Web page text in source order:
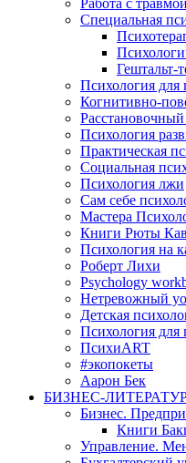
Работа с травмой
Специальная
Гештальт-
Психология для
Когнитивно-
Психология
Практическая
Социальная
Психология лжи
Сам себе
Мастера
Книги Рюты
Психология на
Роберт Лихи
Psychology
Нетревожный
Детская
Психология для
ПсихиART
#экопокеты
Аарон Бек
БИЗНЕС-
Бизнес.
Книги
Управление.